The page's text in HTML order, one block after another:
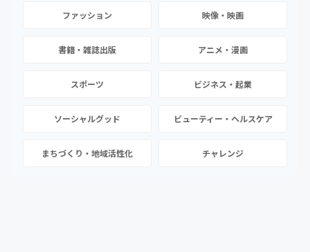
ファッション 映像・映画
書籍・雑誌出版 アニメ・漫画
スポーツ ビジネス・起業
ソーシャルグッド ビューティー・ヘルスケア
まちづくり・地域活性化 チャレンジ